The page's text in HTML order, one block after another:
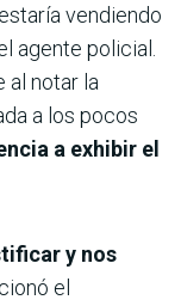
vendiendo
agente policial.
al notar la
a los pocos
a exhibir el
y nos
el